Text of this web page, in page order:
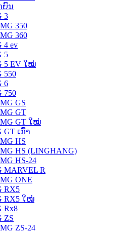
ຍົນ
3
350
360
4 ev
5
5 EV ໃໝ່
550
6
750
GS
GT
GT ໃໝ່
GT ເກົ່າ
HS
HS (LINGHANG)
HS-24
R
ONE
RX5
RX5 ໃໝ່
Rx8
ZS
ZS-24